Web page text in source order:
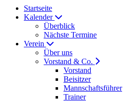
Startseite
Kalender
Überblick
Nächste Termine
Verein
Über uns
Vorstand & Co.
Vorstand
Beisitzer
Mannschaftsführer
Trainer